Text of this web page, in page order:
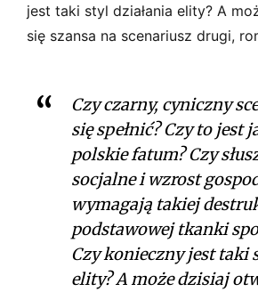
jest taki styl działania elity? A
się szansa na scenariusz drugi,
Czy czarny, cyniczny
się spełnić? Czy to jest
polskie fatum? Czy
socjalne i wzrost
wymagają takiej
podstawowej tkanki
Czy konieczny jest taki
elity? A może dzisiaj